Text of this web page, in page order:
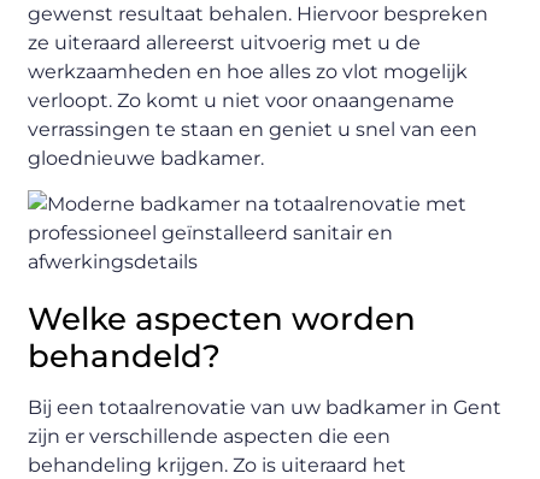
gewenst resultaat behalen. Hiervoor bespreken
ze uiteraard allereerst uitvoerig met u de
werkzaamheden en hoe alles zo vlot mogelijk
verloopt. Zo komt u niet voor onaangename
verrassingen te staan en geniet u snel van een
gloednieuwe badkamer.
Welke aspecten worden
behandeld?
Bij een totaalrenovatie van uw badkamer in Gent
zijn er verschillende aspecten die een
behandeling krijgen. Zo is uiteraard het